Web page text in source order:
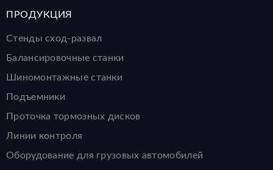
ПРОДУКЦИЯ
Стенды сход-развал
Балансировочные станки
Шиномонтажные станки
Подъемники
Проточка тормозных дисков
Линии контроля
Оборудование для грузовых автомобилей